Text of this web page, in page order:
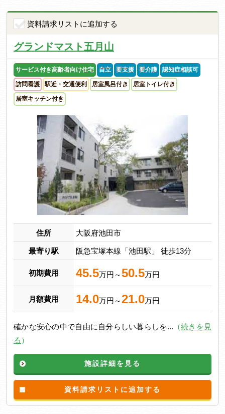
資料請求リストに追加する
グランドマスト五月山
サービス付き高齢者向け住宅 自立 要支援 要介護 認知症相談可
訪問看護 駅近・交通便利 居室風呂付き 居室トイレ付き
居室キッチン付き
住所 大阪府池田市
最寄り駅 阪急宝塚本線「池田駅」 徒歩13分
初期費用 45.5万円～50.5万円
月額費用 14.0万円～21.0万円
確かな安心の中で自由に自分らしい暮らしを... （続きを見
る ）
施設詳細を見る
資料請求リストに追加する